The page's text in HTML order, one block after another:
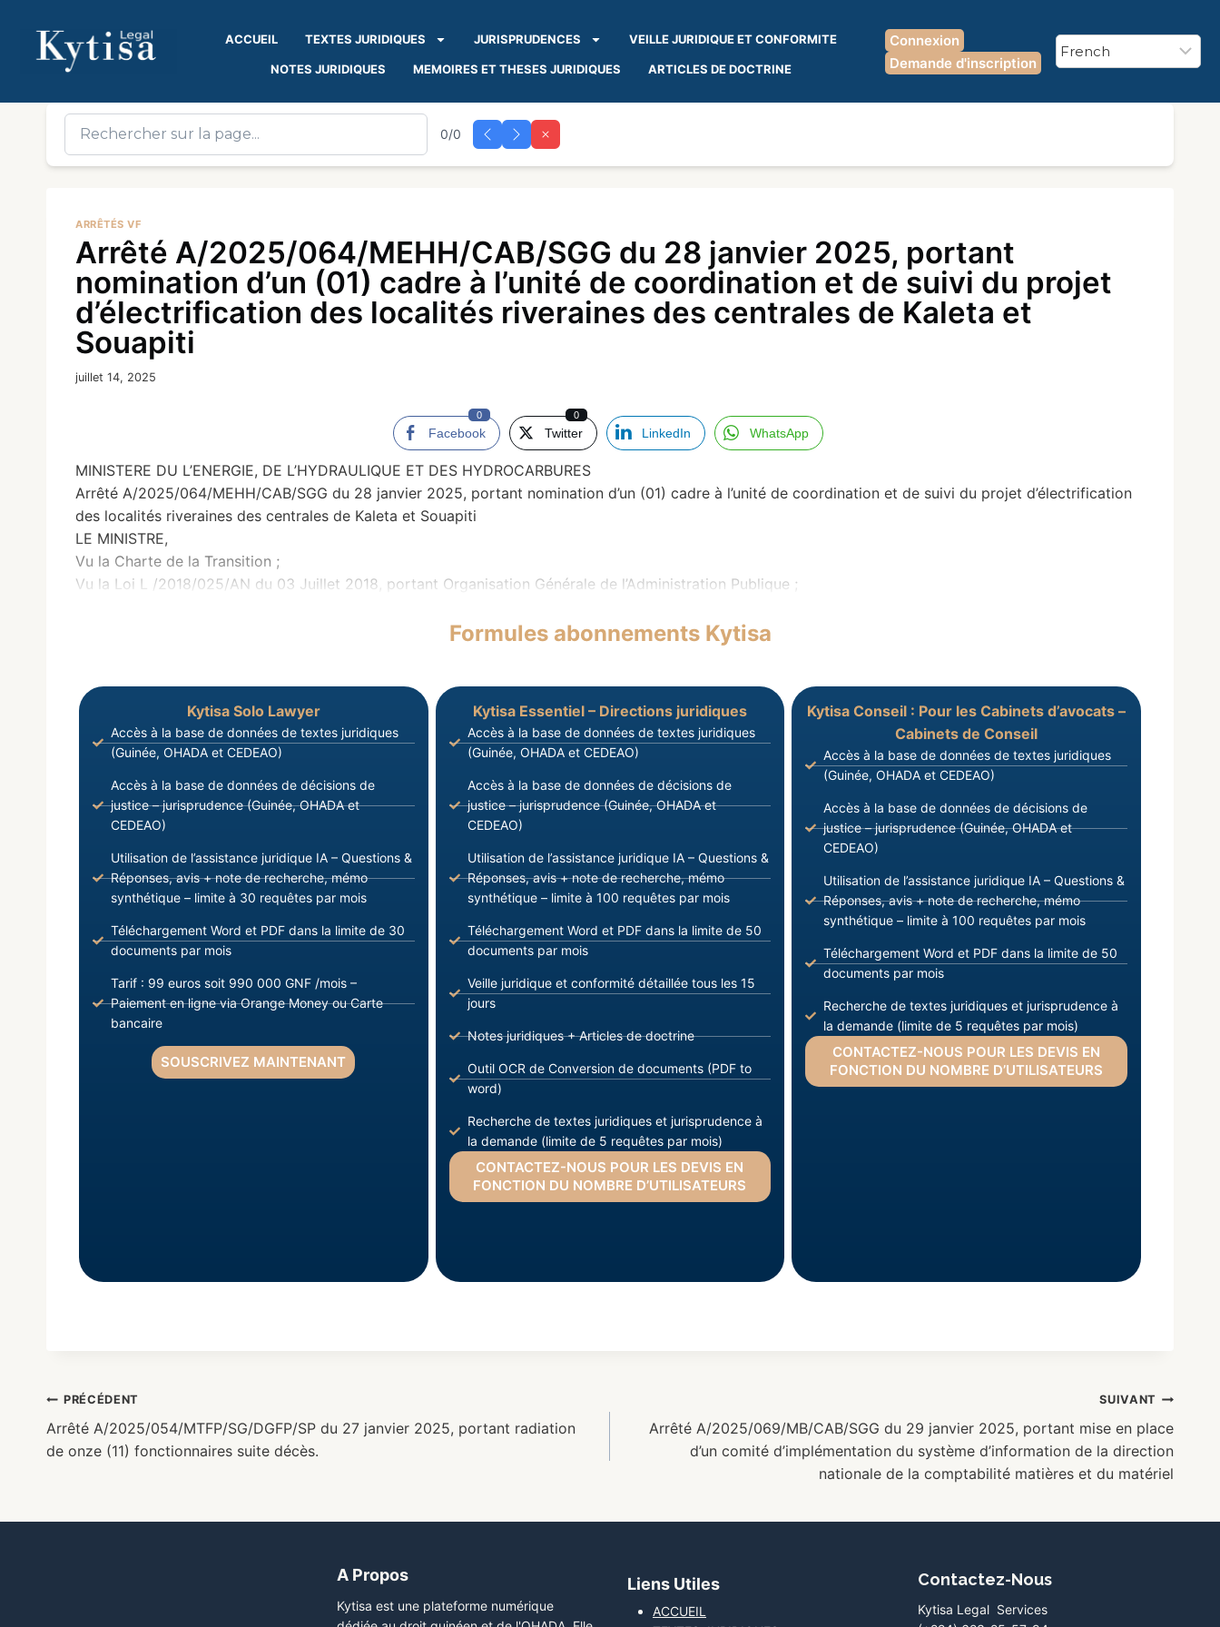
ACCUEIL TEXTES JURIDIQUES JURISPRUDENCES VEILLE JURIDIQUE ET CONFORMITE
NOTES JURIDIQUES MEMOIRES ET THESES JURIDIQUES ARTICLES DE DOCTRINE
Connexion
Demande d'inscription
0/0
ARRÊTÉS VF
Arrêté A/2025/064/MEHH/CAB/SGG du 28 janvier 2025, portant
nomination d’un (01) cadre à l’unité de coordination et de suivi du projet
d’électrification des localités riveraines des centrales de Kaleta et
Souapiti
juillet 14, 2025
Facebook
0
Twitter
0
LinkedIn WhatsApp
MINISTERE DU L’ENERGIE, DE L’HYDRAULIQUE ET DES HYDROCARBURES
Arrêté A/2025/064/MEHH/CAB/SGG du 28 janvier 2025, portant nomination d’un (01) cadre à l’unité de coordination et de suivi du projet d’électrification
des localités riveraines des centrales de Kaleta et Souapiti
LE MINISTRE,
Vu la Charte de la Transition ;
Vu la Loi L /2018/025/AN du 03 Juillet 2018, portant Organisation Générale de l’Administration Publique ;
Formules abonnements Kytisa
Kytisa Solo Lawyer
Accès à la base de données de textes juridiques
(Guinée, OHADA et CEDEAO)
Accès à la base de données de décisions de
justice – jurisprudence (Guinée, OHADA et
CEDEAO)
Utilisation de l’assistance juridique IA – Questions &
Réponses, avis + note de recherche, mémo
synthétique – limite à 30 requêtes par mois
Téléchargement Word et PDF dans la limite de 30
documents par mois
Tarif : 99 euros soit 990 000 GNF /mois –
Paiement en ligne via Orange Money ou Carte
bancaire
SOUSCRIVEZ MAINTENANT
Kytisa Essentiel – Directions juridiques
Accès à la base de données de textes juridiques
(Guinée, OHADA et CEDEAO)
Accès à la base de données de décisions de
justice – jurisprudence (Guinée, OHADA et
CEDEAO)
Utilisation de l’assistance juridique IA – Questions &
Réponses, avis + note de recherche, mémo
synthétique – limite à 100 requêtes par mois
Téléchargement Word et PDF dans la limite de 50
documents par mois
Veille juridique et conformité détaillée tous les 15
jours
Notes juridiques + Articles de doctrine
Outil OCR de Conversion de documents (PDF to
word)
Recherche de textes juridiques et jurisprudence à
la demande (limite de 5 requêtes par mois)
CONTACTEZ-NOUS POUR LES DEVIS EN
FONCTION DU NOMBRE D’UTILISATEURS
Kytisa Conseil : Pour les Cabinets d’avocats –
Cabinets de Conseil
Accès à la base de données de textes juridiques
(Guinée, OHADA et CEDEAO)
Accès à la base de données de décisions de
justice – jurisprudence (Guinée, OHADA et
CEDEAO)
Utilisation de l’assistance juridique IA – Questions &
Réponses, avis + note de recherche, mémo
synthétique – limite à 100 requêtes par mois
Téléchargement Word et PDF dans la limite de 50
documents par mois
Recherche de textes juridiques et jurisprudence à
la demande (limite de 5 requêtes par mois)
CONTACTEZ-NOUS POUR LES DEVIS EN
FONCTION DU NOMBRE D’UTILISATEURS
PRÉCÉDENT
Arrêté A/2025/054/MTFP/SG/DGFP/SP du 27 janvier 2025, portant radiation
de onze (11) fonctionnaires suite décès.
SUIVANT
Arrêté A/2025/069/MB/CAB/SGG du 29 janvier 2025, portant mise en place
d’un comité d’implémentation du système d’information de la direction
nationale de la comptabilité matières et du matériel
A Propos
Kytisa est une plateforme numérique
Liens Utiles
ACCUEIL
Contactez-Nous
Kytisa Legal Services